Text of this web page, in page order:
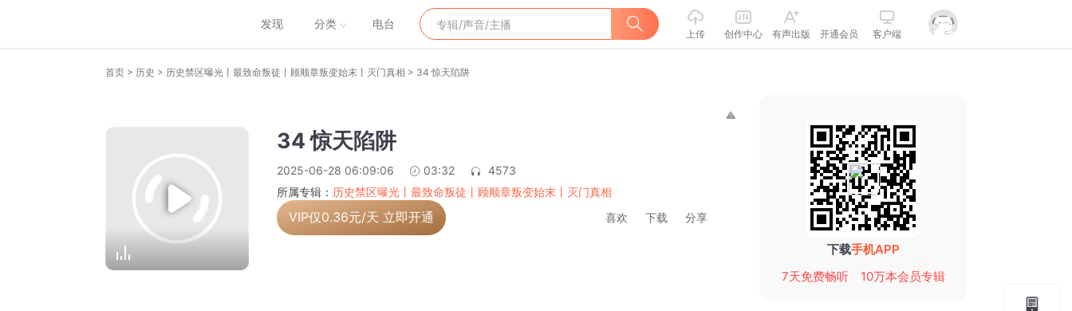
发现 分类 电台
上传 创作中心 有声出版 开通会员 客户端
首页 > 历史 > 历史禁区曝光丨最致命叛徒丨顾顺章叛变始末丨灭门真相 > 34 惊天陷阱
34 惊天陷阱
2025-06-28 06:09:06 03:32
4573
所属专辑： 历史禁区曝光丨最致命叛徒丨顾顺章叛变始末丨灭门真相
VIP仅0.36元/天 立即开通 喜欢 下载 分享
下载手机APP
7天免费畅听
10万本会员专辑